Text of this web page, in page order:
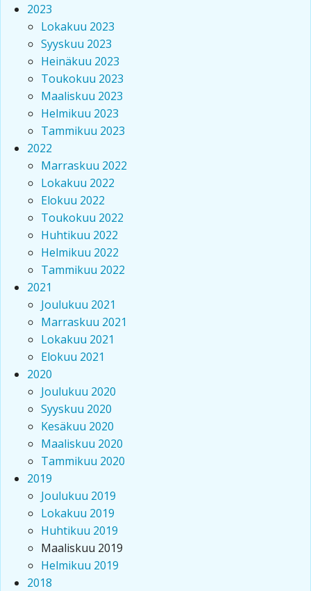
2023
Lokakuu 2023
Syyskuu 2023
Heinäkuu 2023
Toukokuu 2023
Maaliskuu 2023
Helmikuu 2023
Tammikuu 2023
2022
Marraskuu 2022
Lokakuu 2022
Elokuu 2022
Toukokuu 2022
Huhtikuu 2022
Helmikuu 2022
Tammikuu 2022
2021
Joulukuu 2021
Marraskuu 2021
Lokakuu 2021
Elokuu 2021
2020
Joulukuu 2020
Syyskuu 2020
Kesäkuu 2020
Maaliskuu 2020
Tammikuu 2020
2019
Joulukuu 2019
Lokakuu 2019
Huhtikuu 2019
Maaliskuu 2019
Helmikuu 2019
2018